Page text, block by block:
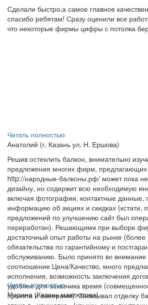
Сделали быстро,а самое главное
спасибо ребятам! Сразу оценили все
что некоторые фирмы цифры с потолка
Читать полностью
Анатолий (г. Казань ул. Н. Ершова)
Решив остеклить балкон, внимательно
предложения многих фирм, предлагающих
http://народные-балконы.рф/ может пока
дизайну, но содержит всю необходимую
включая фотографии, контактные данные,
информацию об акциях и скидках (кстати,
предложений по улучшению сайт был
переработан). Решающими при выборе
достаточный опыт работы на рынке (более
обязательства по гарантийному и
обслуживанию. Было принято во внимание
соотношение Цена/Качество, много
исполнения, возможность заключения
удобное для заказчика время
проекта и замерами). Заказывал отделку
Читать полностью
Марина (Казань мавлютова)